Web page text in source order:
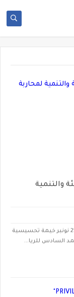
والتنمية
نظمت جمعية تلاسمطان للبيئة والتنمية يوم السبت 25 نونبر خيمة تحسيسية
السادس للريا...